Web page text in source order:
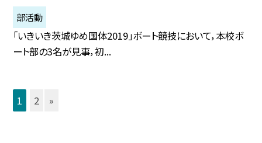
部活動
「いきいき茨城ゆめ国体2019」ボート競技において，本校ボ
ート部の3名が見事，初...
1 2 »